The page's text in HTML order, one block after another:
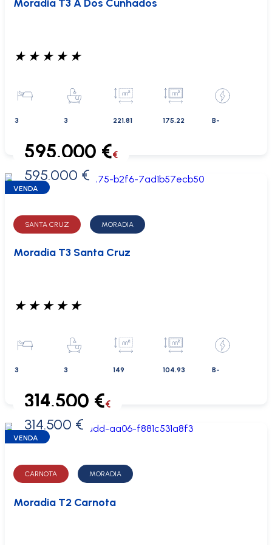
Moradia T3 A Dos Cunhados
★ ★ ★ ★ ★
3 3 221.81 175.22 B-
0 €
595.000 €€
595.000 €
VENDA
SANTA CRUZ MORADIA
Moradia T3 Santa Cruz
★ ★ ★ ★ ★
3 3 149 104.93 B-
0 €
314.500 €€
314.500 €
VENDA
CARNOTA MORADIA
Moradia T2 Carnota